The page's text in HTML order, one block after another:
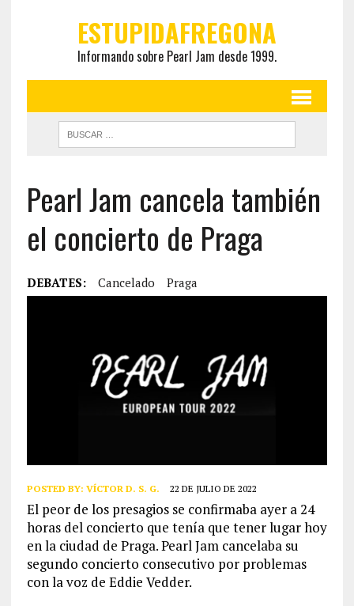
ESTUPIDAFREGONA
Informando sobre Pearl Jam desde 1999.
Pearl Jam cancela también
el concierto de Praga
DEBATES: Cancelado Praga
POSTED BY: VÍCTOR D. S. G. 22 DE JULIO DE 2022
El peor de los presagios se confirmaba ayer a 24
horas del concierto que tenía que tener lugar hoy
en la ciudad de Praga. Pearl Jam cancelaba su
segundo concierto consecutivo por problemas
con la voz de Eddie Vedder.